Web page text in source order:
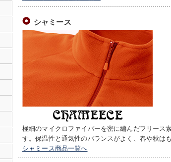
シャミース
極細のマイクロファイバーを密に編んだフリース
す。保温性と通気性のバランスがよく、春や秋は
シャミース商品一覧へ